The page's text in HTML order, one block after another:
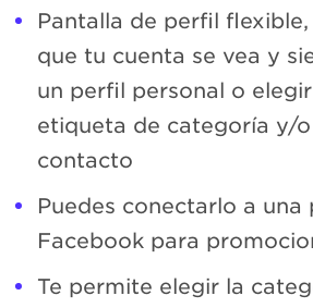
Pantalla de perfil
que tu cuenta se vea y
un perfil personal o
etiqueta de categoría y/
contacto
Puedes conectarlo a una
Facebook para
Te permite elegir la